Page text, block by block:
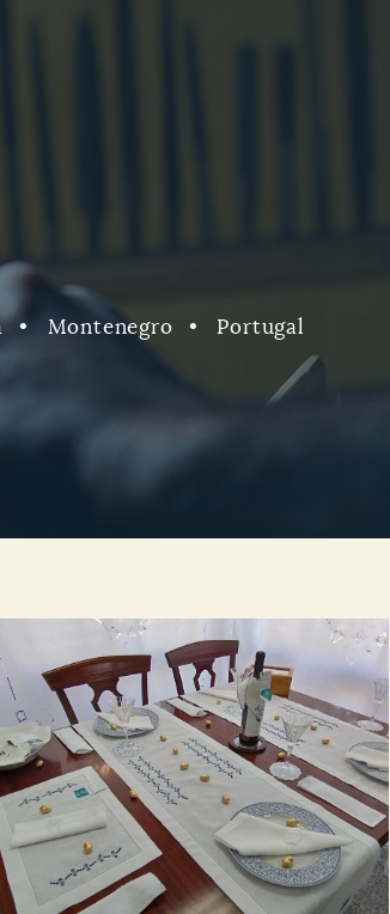
Montenegro Portugal